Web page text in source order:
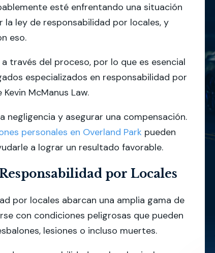
esté enfrentando una situación
la ley de responsabilidad por locales, y
eso.
través del proceso, por lo que es esencial
especializados en responsabilidad por
McManus Law.
negligencia y asegurar una compensación.
personales en Overland Park pueden
a lograr un resultado favorable.
por Locales
por locales abarcan una amplia gama de
con condiciones peligrosas que pueden
lesiones o incluso muertes.